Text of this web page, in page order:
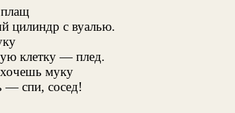
цилиндр с вуалью.
клетку — плед.
муку
— спи, сосед!